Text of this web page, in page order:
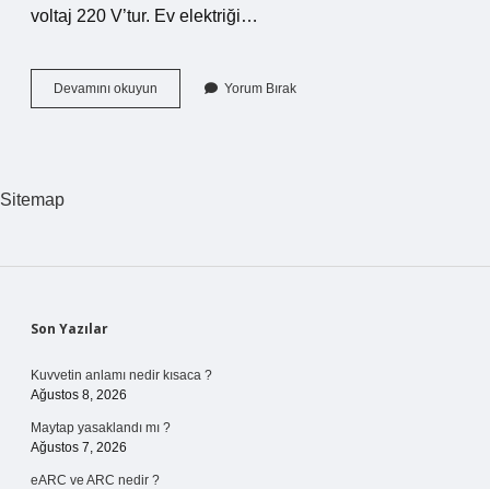
voltaj 220 V’tur. Ev elektriği…
Devamını okuyun
Hangi
Yorum Bırak
Sitemap
Sidebar
Son Yazılar
Kuvvetin anlamı nedir kısaca ?
Ağustos 8, 2026
Maytap yasaklandı mı ?
Ağustos 7, 2026
eARC ve ARC nedir ?